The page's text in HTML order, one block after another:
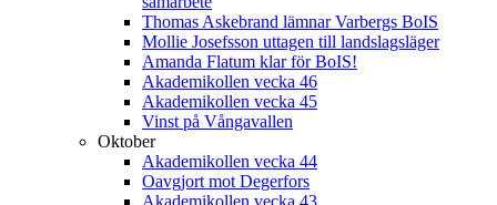
Thomas Askebrand lämnar Varbergs BoIS
Mollie Josefsson uttagen till landslagsläger
Amanda Flatum klar för BoIS!
Akademikollen vecka 46
Akademikollen vecka 45
Vinst på Vångavallen
Oktober
Akademikollen vecka 44
Oavgjort mot Degerfors
Akademikollen vecka 43